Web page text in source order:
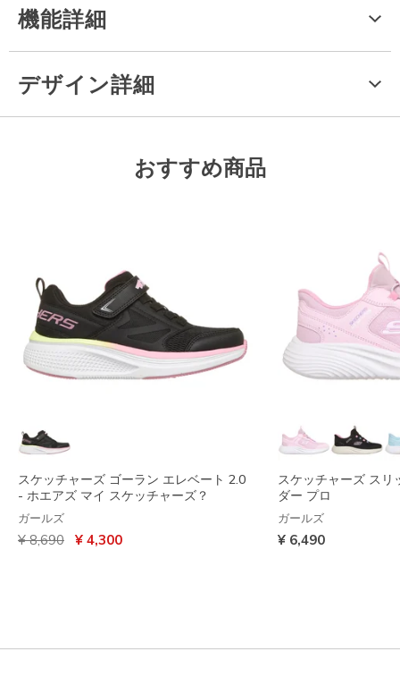
機能詳細
デザイン詳細
おすすめ商品
スケッチャーズ ゴーラン エレベート 2.0
- ホエアズ マイ スケッチャーズ？
ガールズ
からの値引き
¥ 8,690 から
¥ 4,300
スケッチャーズ スリ
ダー プロ
ガールズ
¥ 6,490